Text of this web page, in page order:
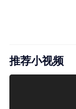
推荐小视频